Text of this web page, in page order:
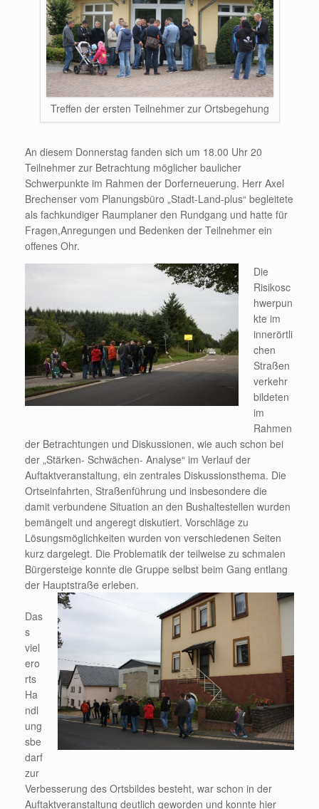
Treffen der ersten Teilnehmer zur Ortsbegehung
An diesem Donnerstag fanden sich um 18.00 Uhr 20
Teilnehmer zur Betrachtung möglicher baulicher
Schwerpunkte im Rahmen der Dorferneuerung. Herr Axel
Brechenser vom Planungsbüro „Stadt-Land-plus“ begleitete
als fachkundiger Raumplaner den Rundgang und hatte für
Fragen,Anregungen und Bedenken der Teilnehmer ein
offenes Ohr.
Die
Risikosc
hwerpun
kte im
innerörtli
chen
Straßen
verkehr
bildeten
im
Rahmen
der Betrachtungen und Diskussionen, wie auch schon bei
der „Stärken- Schwächen- Analyse“ im Verlauf der
Auftaktveranstaltung, ein zentrales Diskussionsthema. Die
Ortseinfahrten, Straßenführung und insbesondere die
damit verbundene Situation an den Bushaltestellen wurden
bemängelt und angeregt diskutiert. Vorschläge zu
Lösungsmöglichkeiten wurden von verschiedenen Seiten
kurz dargelegt. Die Problematik der teilweise zu schmalen
Bürgersteige konnte die Gruppe selbst beim Gang entlang
der Hauptstraße erleben.
Das
s
viel
ero
rts
Ha
ndl
ung
sbe
darf
zur
Verbesserung des Ortsbildes besteht, war schon in der
Auftaktveranstaltung deutlich geworden und konnte hier